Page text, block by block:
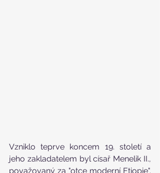
Vzniklo teprve koncem 19. století a
jeho zakladatelem byl císař Menelik II.,
považovaný za "otce moderní Etiopie".